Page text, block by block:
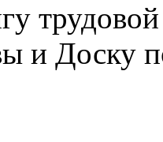
и Доску